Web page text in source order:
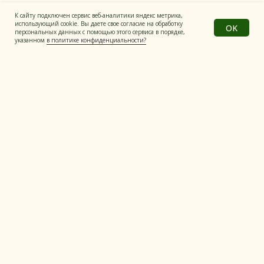
К сайту подключен сервис веб-аналитики яндекс метрика,
использующий cookie. Вы даете свое согласие на обработку
персональных данных с помощью этого сервиса в порядке,
указанном в политике конфиденциальности?
OK